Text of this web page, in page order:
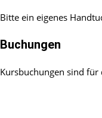
Bitte ein eigenes
Buchungen
Kursbuchungen sind